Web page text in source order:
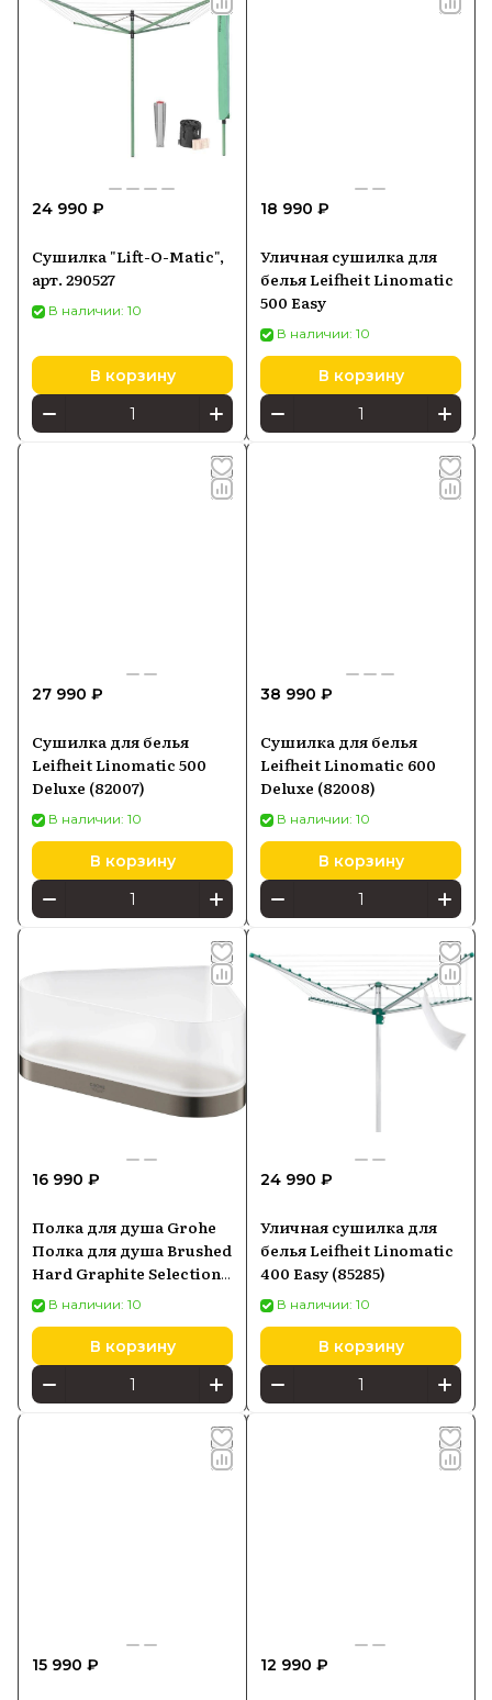
24 990 ₽
Сушилка "Lift-O-Matic",
арт. 290527
В наличии: 10
В корзину
18 990 ₽
Уличная сушилка для
белья Leifheit Linomatic
500 Easy
В наличии: 10
В корзину
27 990 ₽
Сушилка для белья
Leifheit Linomatic 500
Deluxe (82007)
В наличии: 10
В корзину
38 990 ₽
Сушилка для белья
Leifheit Linomatic 600
Deluxe (82008)
В наличии: 10
В корзину
16 990 ₽
Полка для душа Grohe
Полка для душа Brushed
Hard Graphite Selection
41038Al0
В наличии: 10
В корзину
24 990 ₽
Уличная сушилка для
белья Leifheit Linomatic
400 Easy (85285)
В наличии: 10
В корзину
15 990 ₽ 12 990 ₽